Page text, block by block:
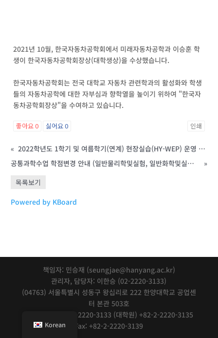
2021년 10월, 한국자동차공학회에서 미래자동차공학과 이승훈 학
생이 한국자동차공학회장상(대학생상)을 수상했습니다.
한국자동차공학회는 전국 대학교 자동차 관련학과의 활성화와 학생
들의 자동차공학에 대한 자부심과 향학열을 높이기 위하여 "한국자
동차공학회장상"을 수여하고 있습니다.
좋아요0 싫어요0 인쇄
«
2022학년도 1학기 및 여름학기(연계) 현장실습(HY-WEP) 운영 안내
공통과학수업 학점변경 안내 (일반물리학및실험, 일반화학및실험)(2022.01.17수정)
»
목록보기
Powered by KBoard
책임자: 민승재 (seungjae@hanyang.ac.kr)
관리자, 담당자: 이한승 (02-2220-3133)
(04763) 서울특별시 성동구 왕십리로 222 한양대학교 공업센
터 본관 503호
Tel: (학부) +82-2-2220-3133 (대학원) +82-2-2220-3135
Fax: +82-2-2220-3139
Korean